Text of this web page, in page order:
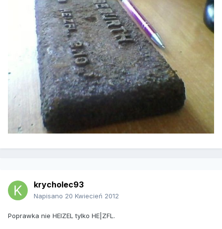
krycholec93
Napisano 20 Kwiecień 2012
Poprawka nie HEIZEL tylko HE|ZFL.